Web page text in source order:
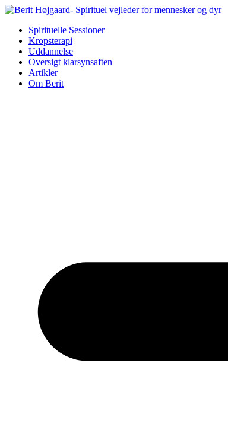
Skip
contentSpirituelle Sessioner
Kropsterapi
Uddannelse
Oversigt klarsynsaften
Artikler
Om Berit